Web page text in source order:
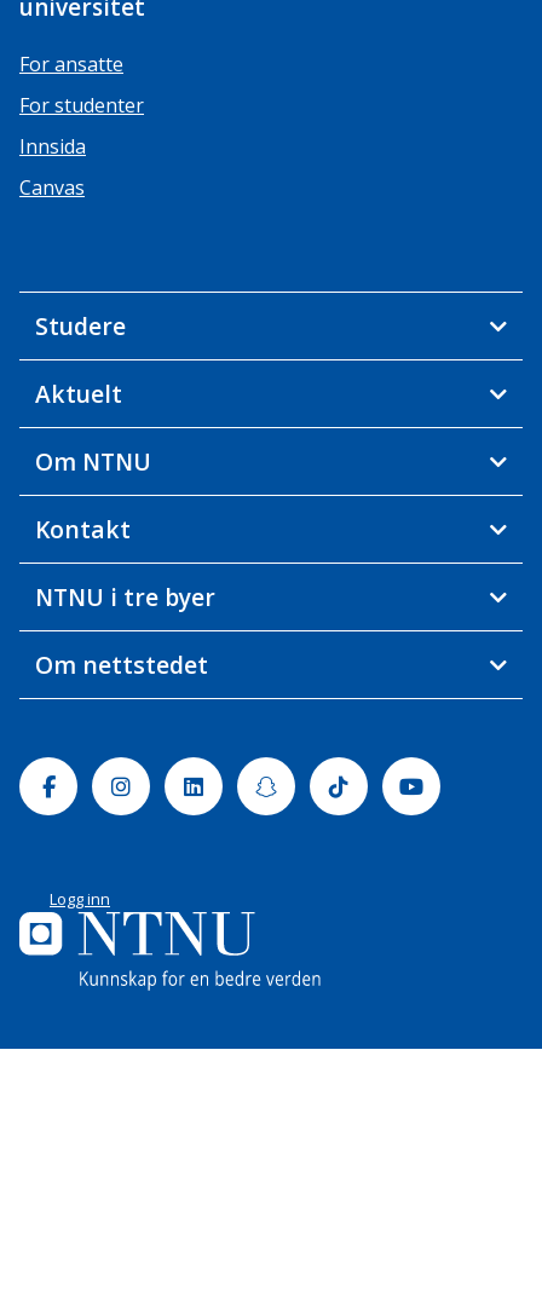
universitet
For ansatte
For studenter
Innsida
Canvas
Studere
Aktuelt
Om NTNU
Kontakt
NTNU i tre byer
Om nettstedet
FacebookInstagramLinkedinSnapchatTiktok Youtube
Logg inn